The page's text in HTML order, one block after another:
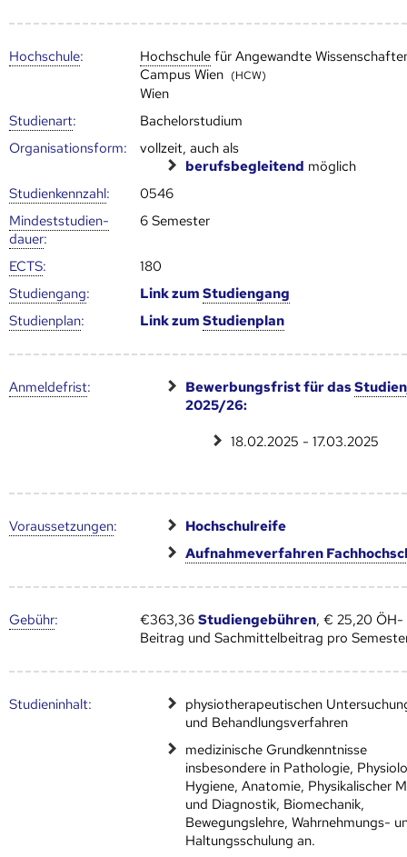
Hoch­schule: Hoch­schule für Angewandte
Campus Wien (HCW)
Wien
Studienart:
Bachelorstudium
Organisationsform:
vollzeit, auch als
berufsbegleitend möglich
Studien­kenn­zahl:
0546
Mindest­studien­
dauer:
6 Semester
ECTS:
180
Studien­gang: Link zumStudien­gang
Studien­plan: Link zumStudien­plan
Anmelde­frist: Bewerbungsfrist für das
2025/26:
18.02.2025 - 17.03.2025
Voraus­setzungen:
Hochschulreife
Aufnahmeverfahren
Gebühr: €363,36Studiengebühren, € 25,20 ÖH-
Beitrag und Sachmittelbeitrag pro
Studien­inhalt:
physiotherapeutischen
und Behandlungsverfahren
medizinische Grundkenntnisse
insbesondere in Pathologie,
Hygiene, Anatomie, Physikalischer
und Diagnostik, Biomechanik,
Bewegungslehre, Wahrnehmungs-
Haltungsschulung an.